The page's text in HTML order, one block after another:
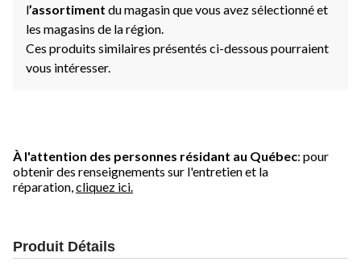
l’assortiment du magasin que vous avez sélectionné et
les magasins de la région.
Ces produits similaires présentés ci-dessous pourraient
vous intéresser.
À l'attention des personnes résidant au Québec: pour
obtenir des renseignements sur l'entretien et la
réparation, cliquez ici.
Produit Détails